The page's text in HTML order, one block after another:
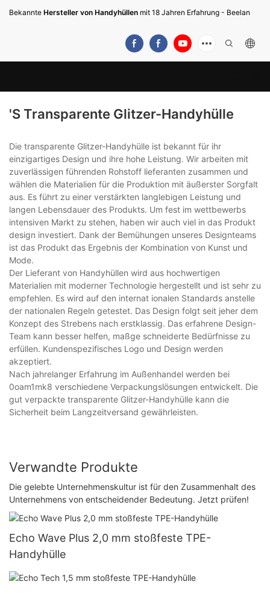
Bekannte Hersteller von Handyhüllen mit 18 Jahren Erfahrung - Beelan
's Transparente Glitzer-Handyhülle
Die transparente Glitzer-Handyhülle ist bekannt für ihr
einzigartiges Design und ihre hohe Leistung. Wir arbeiten mit
zuverlässigen führenden Rohstoff lieferanten zusammen und
wählen die Materialien für die Produktion mit äußerster Sorgfalt
aus. Es führt zu einer verstärkten langlebigen Leistung und
langen Lebensdauer des Produkts. Um fest im wettbewerbs
intensiven Markt zu stehen, haben wir auch viel in das Produkt
design investiert. Dank der Bemühungen unseres Designteams
ist das Produkt das Ergebnis der Kombination von Kunst und
Mode.
Der Lieferant von Handyhüllen wird aus hochwertigen
Materialien mit moderner Technologie hergestellt und ist sehr zu
empfehlen. Es wird auf den internat ionalen Standards anstelle
der nationalen Regeln getestet. Das Design folgt seit jeher dem
Konzept des Strebens nach erstklassig. Das erfahrene Design-
Team kann besser helfen, maßge schneiderte Bedürfnisse zu
erfüllen. Kundenspezifisches Logo und Design werden
akzeptiert.
Nach jahrelanger Erfahrung im Außenhandel werden bei
0oam1mk8 verschiedene Verpackungslösungen entwickelt. Die
gut verpackte transparente Glitzer-Handyhülle kann die
Sicherheit beim Langzeitversand gewährleisten.
Verwandte Produkte
Die gelebte Unternehmenskultur ist für den Zusammenhalt des
Unternehmens von entscheidender Bedeutung. Jetzt prüfen!
Echo Wave Plus 2,0 mm stoßfeste TPE-
Handyhülle